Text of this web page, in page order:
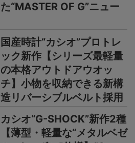
た“MASTER OF G”ニュー
国産時計“カシオ”プロトレ
ック新作【シリーズ最軽量
の本格アウトドアウオッ
チ】小物を収納できる新構
造リバーシブルベルト採用
カシオ“G-SHOCK”新作2種
【薄型・軽量な“メタルベゼ